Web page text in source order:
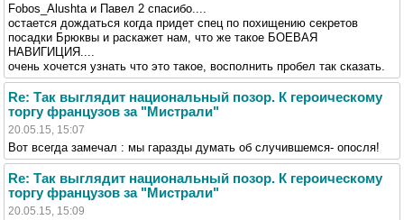
Fobos_Alushta и Павел 2 спасибо....
остается дождаться когда придет спец по похищению секретов
посадки Брюквы и раскажет нам, что же такое БОЕВАЯ
НАВИГИЦИЯ....
очень хочется узнать что это такое, восполнить пробел так сказать.
Re: Так выглядит национальный позор. К героическому
торгу французов за "Мистрали"
20.05.15, 15:07
Вот всегда замечал : мы гаразды думать об случившемся- опосля!
Re: Так выглядит национальный позор. К героическому
торгу французов за "Мистрали"
20.05.15, 15:09